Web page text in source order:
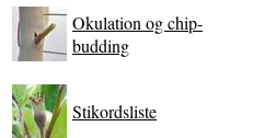
Okulation og chip-
budding
Stikordsliste